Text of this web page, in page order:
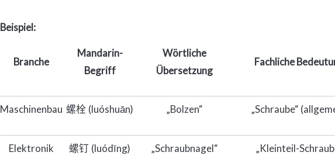
Beispiel:
Branche
Mandarin-
Begriff
Wörtliche
Übersetzung
Fachliche
Maschinenbau 螺栓 (luóshuān) „Bolzen“ „Schraube“
Elektronik 螺钉 (luódīng) „Schraubnagel“ „Kleinteil-